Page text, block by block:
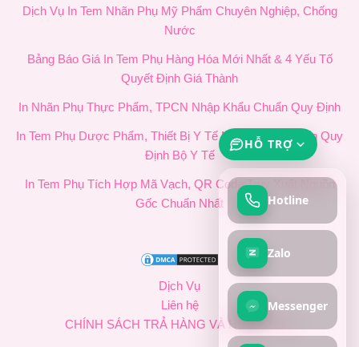
Dịch Vụ In Tem Nhãn Phụ Mỹ Phẩm Chuyên Nghiệp, Chống
Nước
Bảng Báo Giá In Tem Phụ Hàng Hóa Mới Nhất & 4 Yếu Tố
Quyết Định Giá Thành
In Nhãn Phụ Thực Phẩm, TPCN Nhập Khẩu Chuẩn Quy Định
In Tem Phụ Dược Phẩm, Thiết Bị Y Tế Nhập Khẩu Chuẩn Quy
Định Bộ Y Tế
In Tem Phụ Tích Hợp Mã Vạch, QR Code Truy Xuất Nguồn
Gốc Chuẩn Nhất
Dịch Vụ
Liên hệ
CHÍNH SÁCH TRẢ HÀNG VÀ HOÀN TIỀN
HỖ TRỢ
Hotline
Zalo
Messenger